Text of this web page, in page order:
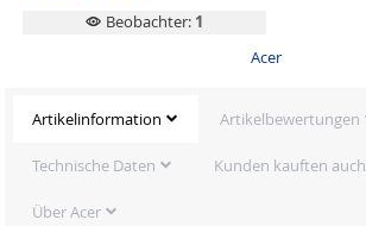
Beobachter: 1
Acer
Artikelinformation Artikelbewertungen
Technische Daten Kunden kauften auch
Über Acer